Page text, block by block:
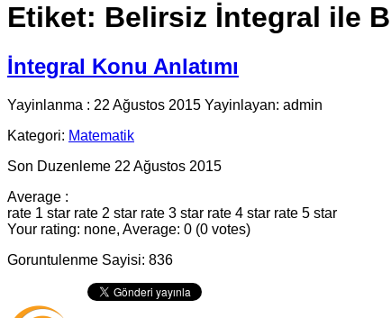
Etiket: Belirsiz İntegral ile
İntegral Konu Anlatımı
Yayinlanma : 22 Ağustos 2015 Yayinlayan: admin
Kategori: Matematik
Son Duzenleme 22 Ağustos 2015
Average :
rate 1 star rate 2 star rate 3 star rate 4 star rate 5 star
Your rating: none, Average: 0 (0 votes)
Goruntulenme Sayisi: 836